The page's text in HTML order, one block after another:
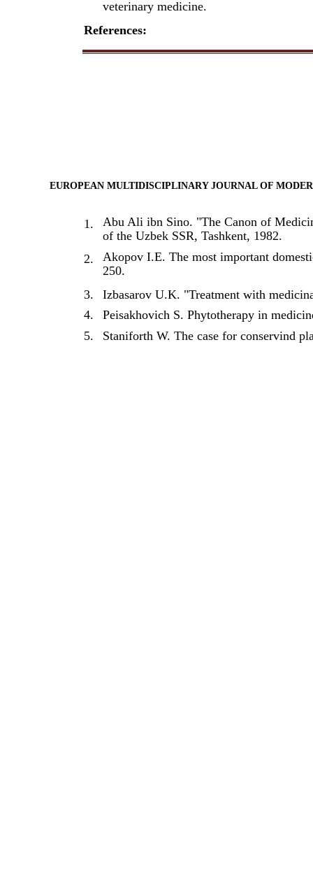
veterinary medicine.
References:
EUROPEAN MULTIDISCIPLINARY JOURNAL OF
1.
Abu Ali ibn Sino. "The Canon of
of the Uzbek SSR, Tashkent, 1982.
2.
Akopov I.E. The most important
250.
3.
Izbasarov U.K. "Treatment with
4.
Peisakhovich S. Phytotherapy in
5.
Staniforth W. The case for conservind